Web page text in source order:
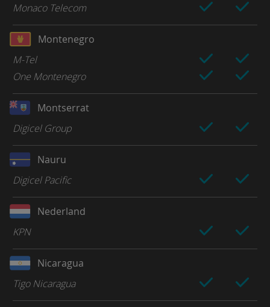
Monaco Telecom
Montenegro
M-Tel
One Montenegro
Montserrat
Digicel Group
Nauru
Digicel Pacific
Nederland
KPN
Nicaragua
Tigo Nicaragua